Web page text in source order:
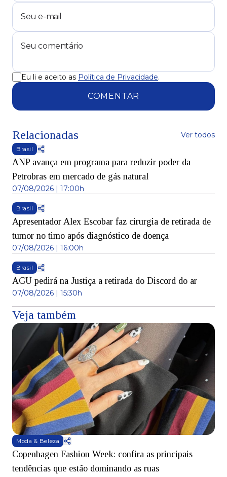
Eu li e aceito as Política de Privacidade.
COMENTAR
Relacionadas Ver todos
Brasil
ANP avança em programa para reduzir poder da
Petrobras em mercado de gás natural
07/08/2026 | 17:00h
Brasil
Apresentador Alex Escobar faz cirurgia de retirada de
tumor no timo após diagnóstico de doença
07/08/2026 | 16:00h
Brasil
AGU pedirá na Justiça a retirada do Discord do ar
07/08/2026 | 15:30h
Veja também
Moda & Beleza
Copenhagen Fashion Week: confira as principais
tendências que estão dominando as ruas